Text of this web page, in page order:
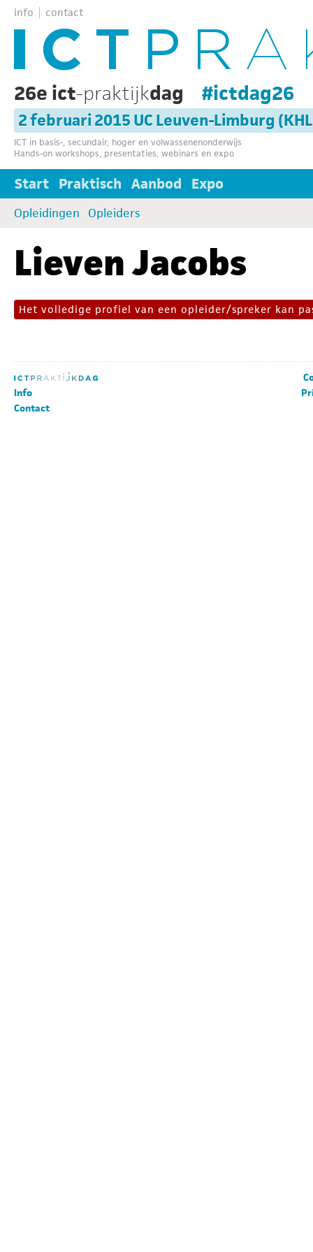
info contact
26e ict-praktijkdag #ictdag26
2 februari 2015 UC Leuven-Limburg
ICT in basis-, secundair, hoger en volwassenenonderwijs
Hands-on workshops, presentaties, webinars en expo
Start Praktisch Aanbod Expo
Opleidingen Opleiders
Lieven Jacobs
Het volledige profiel van een opleider/spreker kan
Info
Contact